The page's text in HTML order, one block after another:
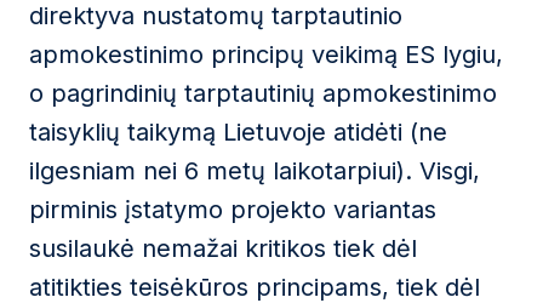
direktyva nustatomų tarptautinio
apmokestinimo principų veikimą ES lygiu,
o pagrindinių tarptautinių apmokestinimo
taisyklių taikymą Lietuvoje atidėti (ne
ilgesniam nei 6 metų laikotarpiui). Visgi,
pirminis įstatymo projekto variantas
susilaukė nemažai kritikos tiek dėl
atitikties teisėkūros principams, tiek dėl